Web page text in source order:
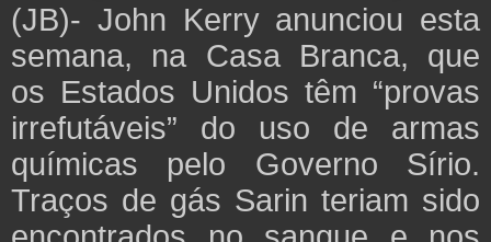
(JB)- John Kerry anunciou esta
semana, na Casa Branca, que
os Estados Unidos têm “provas
irrefutáveis” do uso de armas
químicas pelo Governo Sírio.
Traços de gás Sarin teriam sido